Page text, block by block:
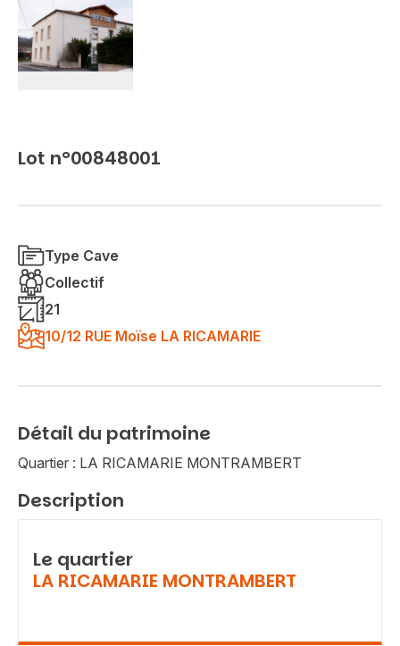
Lot n°00848001
Type Cave
Collectif
21
10/12 RUE Moïse LA RICAMARIE
Détail du patrimoine
Quartier : LA RICAMARIE MONTRAMBERT
Description
Le quartier
LA RICAMARIE MONTRAMBERT